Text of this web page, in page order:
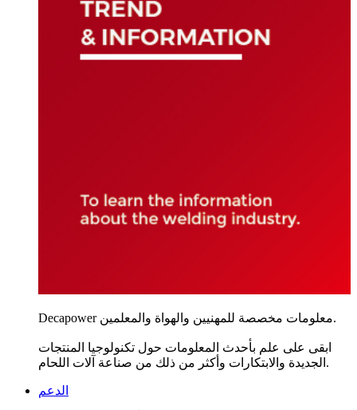
Decapower معلومات مخصصة للمهنيين والهواة والمعلمين.
ابقى على علم بأحدث المعلومات حول تكنولوجيا المنتجات
الجديدة والابتكارات وأكثر من ذلك من صناعة آلات اللحام.
الدعم